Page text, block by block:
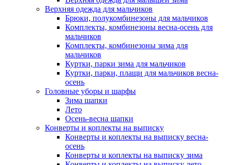
Верхняя одежда для мальчиков
Брюки, полукомбинезоны для мальчиков
Комплекты, комбинезоны весна-осень для
мальчиков
Комплекты, комбинезоны зима для
мальчиков
Куртки, парки зима для мальчиков
Куртки, парки, плащи для мальчиков весна-
осень
Головные уборы и шарфы
Зима шапки
Лето
Осень-весна шапки
Конверты и коплекты на выписку
Конверты и коплекты на выписку весна-
осень
Конверты и коплекты на выписку зима